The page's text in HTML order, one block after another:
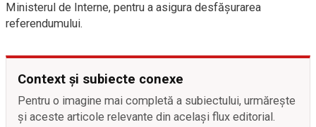
Ministerul de Interne, pentru a asigura desfășurarea
referendumului.
Context și subiecte conexe
Pentru o imagine mai completă a subiectului, urmărește
și aceste articole relevante din același flux editorial.